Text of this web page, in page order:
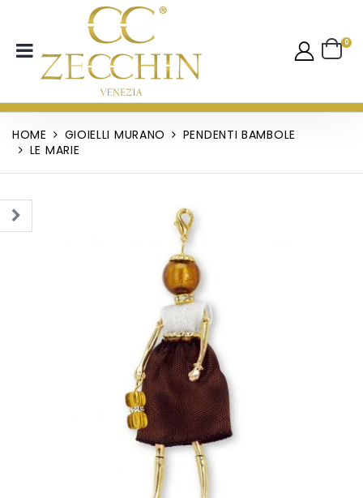
0
HOME GIOIELLI MURANO
PENDENTI BAMBOLE
LE MARIE